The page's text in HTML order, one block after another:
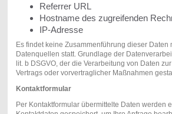
Referrer URL
Hostname des zugreifenden
IP-Adresse
Es findet keine Zusammenführung dieser Daten
Datenquellen statt. Grundlage der
lit. b DSGVO, der die Verarbeitung von Daten
Vertrags oder vorvertraglicher Maßnahmen
Kontaktformular
Per Kontaktformular übermittelte Daten werden